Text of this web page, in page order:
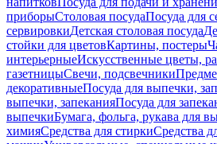
приборыСтоловая посудаПосуда для
сервировкиДетская столовая посуда
стойки для цветовКартины, постеры
интерьерныеИскусственные цветы,
газетницыСвечи, подсвечники
декоративныеПосуда для выпечки,
выпечки, запеканияПосуда для
выпечкиБумага, фольга, рукава для
химияСредства для стиркиСредства